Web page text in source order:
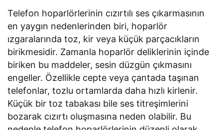
Telefon hoparlörlerinin cızırtılı ses çıkarmasının
en yaygın nedenlerinden biri, hoparlör
ızgaralarında toz, kir veya küçük parçacıkların
birikmesidir. Zamanla hoparlör deliklerinin içinde
biriken bu maddeler, sesin düzgün çıkmasını
engeller. Özellikle cepte veya çantada taşınan
telefonlar, tozlu ortamlarda daha hızlı kirlenir.
Küçük bir toz tabakası bile ses titreşimlerini
bozarak cızırtı oluşmasına neden olabilir. Bu